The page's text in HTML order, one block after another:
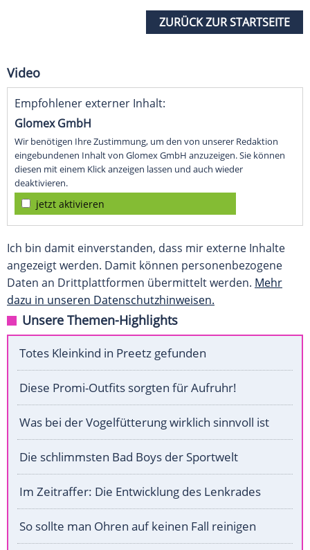
ZURÜCK ZUR STARTSEITE
Video
Empfohlener externer Inhalt:
Glomex GmbH
Wir benötigen Ihre Zustimmung, um den von unserer Redaktion
eingebundenen Inhalt von Glomex GmbH anzuzeigen. Sie können
diesen mit einem Klick anzeigen lassen und auch wieder
deaktivieren.
jetzt aktivieren
Ich bin damit einverstanden, dass mir externe Inhalte
angezeigt werden. Damit können personenbezogene
Daten an Drittplattformen übermittelt werden. Mehr
dazu in unseren Datenschutzhinweisen.
Unsere Themen-Highlights
Totes Kleinkind in Preetz gefunden
Diese Promi-Outfits sorgten für Aufruhr!
Was bei der Vogelfütterung wirklich sinnvoll ist
Die schlimmsten Bad Boys der Sportwelt
Im Zeitraffer: Die Entwicklung des Lenkrades
So sollte man Ohren auf keinen Fall reinigen